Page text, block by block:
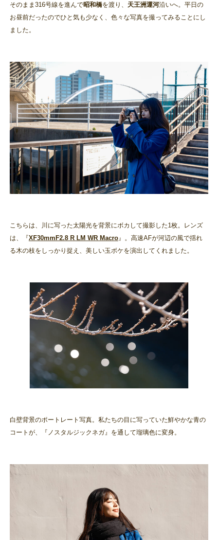
そのまま316号線を進んで昭和橋を渡り、 天王洲運河沿いへ。平日の
お昼前だったのでひと気も少なく、色々な写真を撮ってみることにし
ました。
こちらは、川に写った太陽光を背景にボカして撮影した1枚。レンズ
は、『XF30mmF2.8 R LM WR Macro』。高速AFが河辺の風で揺れ
る木の枝をしっかり捉え、美しい玉ボケを演出してくれました。
白壁背景のポートレート写真。私たちの目に写っていた鮮やかな青の
コートが、『ノスタルジックネガ』を通して瑠璃色に変身。